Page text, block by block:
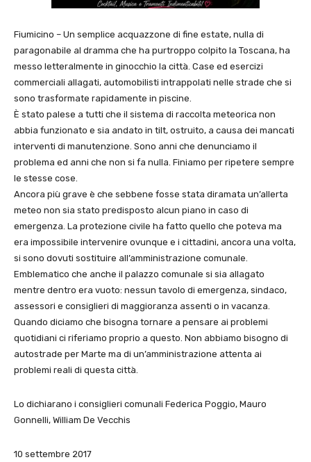
Fiumicino – Un semplice acquazzone di fine estate, nulla di
paragonabile al dramma che ha purtroppo colpito la Toscana, ha
messo letteralmente in ginocchio la città. Case ed esercizi
commerciali allagati, automobilisti intrappolati nelle strade che si
sono trasformate rapidamente in piscine.
È stato palese a tutti che il sistema di raccolta meteorica non
abbia funzionato e sia andato in tilt, ostruito, a causa dei mancati
interventi di manutenzione. Sono anni che denunciamo il
problema ed anni che non si fa nulla. Finiamo per ripetere sempre
le stesse cose.
Ancora più grave è che sebbene fosse stata diramata un’allerta
meteo non sia stato predisposto alcun piano in caso di
emergenza. La protezione civile ha fatto quello che poteva ma
era impossibile intervenire ovunque e i cittadini, ancora una volta,
si sono dovuti sostituire all’amministrazione comunale.
Emblematico che anche il palazzo comunale si sia allagato
mentre dentro era vuoto: nessun tavolo di emergenza, sindaco,
assessori e consiglieri di maggioranza assenti o in vacanza.
Quando diciamo che bisogna tornare a pensare ai problemi
quotidiani ci riferiamo proprio a questo. Non abbiamo bisogno di
autostrade per Marte ma di un’amministrazione attenta ai
problemi reali di questa città.
Lo dichiarano i consiglieri comunali Federica Poggio, Mauro
Gonnelli, William De Vecchis
10 settembre 2017